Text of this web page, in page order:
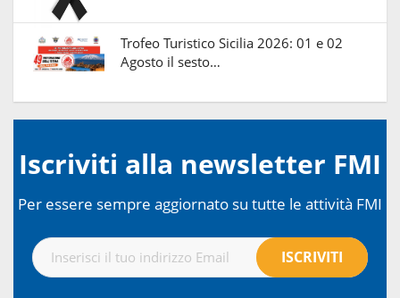
Trofeo Turistico Sicilia 2026: 01 e 02
Agosto il sesto…
Iscriviti alla newsletter FMI
Per essere sempre aggiornato su tutte le attività FMI